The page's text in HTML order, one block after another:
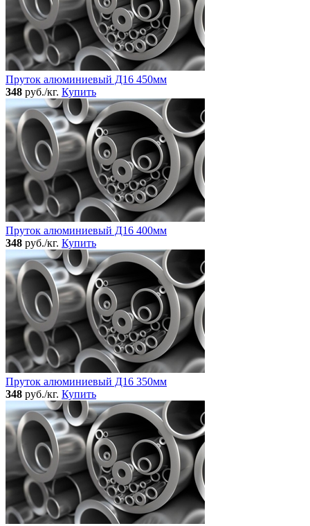
Пруток алюминиевый Д16 450мм
348 руб./кг. Купить
Пруток алюминиевый Д16 400мм
348 руб./кг. Купить
Пруток алюминиевый Д16 350мм
348 руб./кг. Купить